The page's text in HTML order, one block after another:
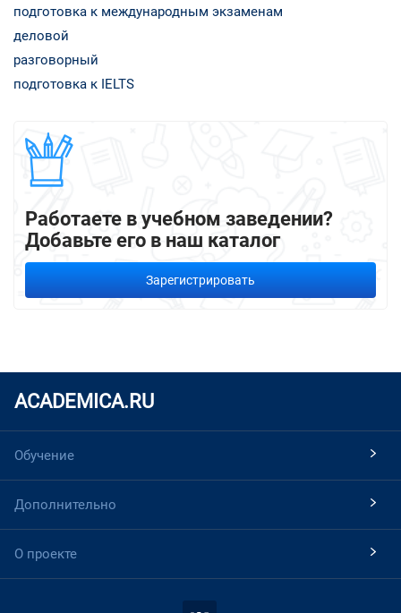
подготовка к международным экзаменам
деловой
разговорный
подготовка к IELTS
Работаете в учебном заведении?
Добавьте его в наш каталог
Зарегистрировать
ACADEMICA.RU
Обучение
Дополнительно
О проекте